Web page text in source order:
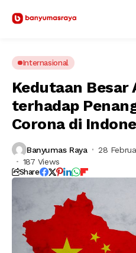
Internasional
Kedutaan Besar
terhadap
Corona di
Banyumas Raya 28
187 Views
Share